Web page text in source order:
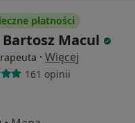
płatności
Macul
· Więcej
161 opinii